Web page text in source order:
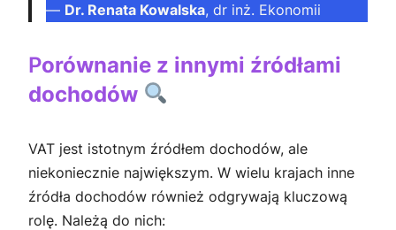
— Dr. Renata Kowalska, dr inż. Ekonomii
Porównanie z innymi źródłami
dochodów
VAT jest istotnym źródłem dochodów, ale
niekoniecznie największym. W wielu krajach inne
źródła dochodów również odgrywają kluczową
rolę. Należą do nich: